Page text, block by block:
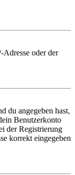
Adresse oder der
du angegeben hast,
Benutzerkonto
der Registrierung
korrekt eingegeben